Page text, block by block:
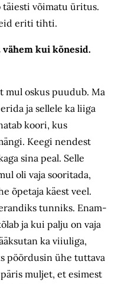
täiesti võimatu üritus.
eriti tihti.
kui kõnesid.
mul oskus puudub. Ma
ja sellele ka liiga
koori, kus
Keegi nendest
sina peal. Selle
oli vaja sooritada,
õpetaja käest veel.
tunniks. Enam-
ja kui palju on vaja
ka viiuliga,
pöördusin ühe tuttava
muljet, et esimest